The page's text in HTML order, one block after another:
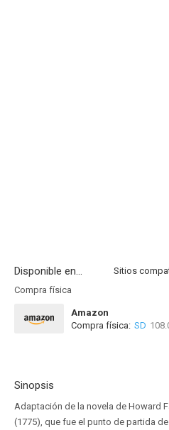
Disponible en...
Compra física
Amazon
Compra física: SD
Sinopsis
Adaptación de la novela de Howard
(1775), que fue el punto de partida